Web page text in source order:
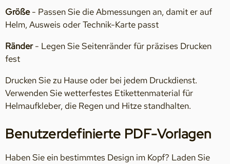
Größe- Passen Sie die Abmessungen an, damit er auf
Helm, Ausweis oder Technik-Karte passt
Ränder- Legen Sie Seitenränder für präzises Drucken
fest
Drucken Sie zu Hause oder bei jedem Druckdienst.
Verwenden Sie wetterfestes Etikettenmaterial für
Helmaufkleber, die Regen und Hitze standhalten.
Benutzerdefinierte PDF-Vorlagen
Haben Sie ein bestimmtes Design im Kopf? Laden Sie